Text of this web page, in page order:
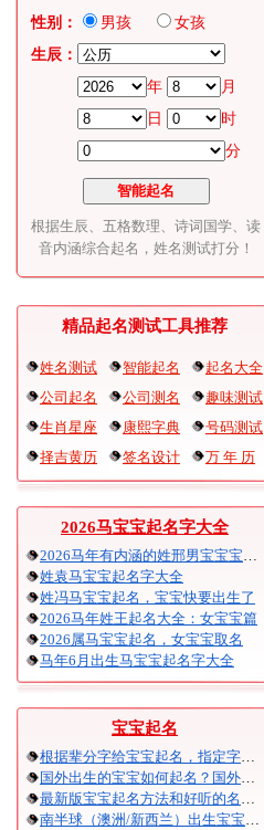
性别：
男孩
女孩
生辰：
年
月
日
时
分
根据生辰、五格数理、诗词国学、读
音内涵综合起名，姓名测试打分！
精品起名测试工具推荐
姓名测试 智能起名
起名大全
公司起名
公司测名
趣味测试
生肖星座
康熙字典
号码测试
择吉黄历
签名设计 万 年 历
2026马宝宝起名字大全
2026马年有内涵的姓邢男宝宝宝起名
姓袁马宝宝起名字大全
姓冯马宝宝起名，宝宝快要出生了
2026马年姓王起名大全：女宝宝篇
2026属马宝宝起名，女宝宝取名
马年6月出生马宝宝起名字大全
宝宝起名
根据辈分字给宝宝起名，指定字宝宝起名大全
国外出生的宝宝如何起名？国外出生宝宝八字起名时间怎么算？
最新版宝宝起名方法和好听的名字精选
南半球（澳洲/新西兰）出生宝宝五行八字起名以及时间推算